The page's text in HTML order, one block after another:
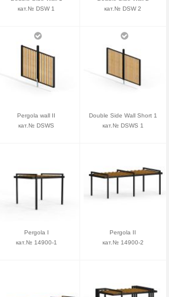
кат.№ DSW 1
кат.№ DSW 2
Pergola wall II
кат.№ DSWS
Double Side Wall Short 1
кат.№ DSWS 1
Pergola I
кат.№ 14900-1
Pergola II
кат.№ 14900-2